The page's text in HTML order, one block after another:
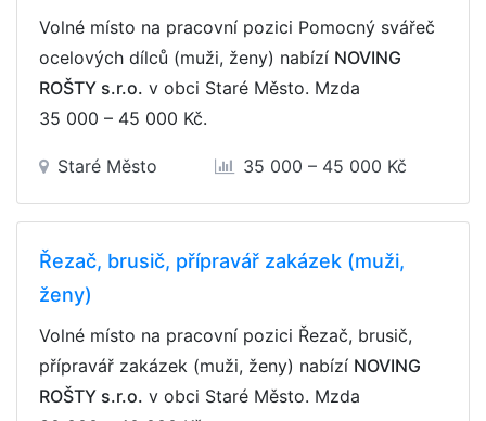
Volné místo na pracovní pozici Pomocný svářeč
ocelových dílců (muži, ženy) nabízí NOVING
ROŠTY s.r.o. v obci Staré Město. Mzda
35 000 – 45 000 Kč.
Staré Město 35 000 – 45 000 Kč
Řezač, brusič, přípravář zakázek (muži,
ženy)
Volné místo na pracovní pozici Řezač, brusič,
přípravář zakázek (muži, ženy) nabízí NOVING
ROŠTY s.r.o. v obci Staré Město. Mzda